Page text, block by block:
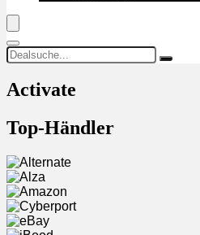
Activate
Top-Händler